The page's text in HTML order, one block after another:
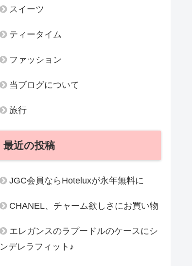
スイーツ
ティータイム
ファッション
当ブログについて
旅行
最近の投稿
JGC会員ならHoteluxが永年無料に
CHANEL、チャーム欲しさにお買い物
エレガンスのラプードルのケースにシ
ンデレラフィット♪